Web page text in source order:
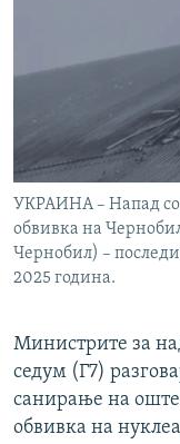
УКРАИНА – Напад со
обвивка на
Чернобил) –
2025 година.
Министрите за
седум (Г7)
санирање на
обвивка на